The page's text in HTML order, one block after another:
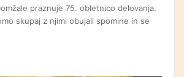
praznuje 75. obletnico delovanja.
skupaj z njimi obujali spomine in se